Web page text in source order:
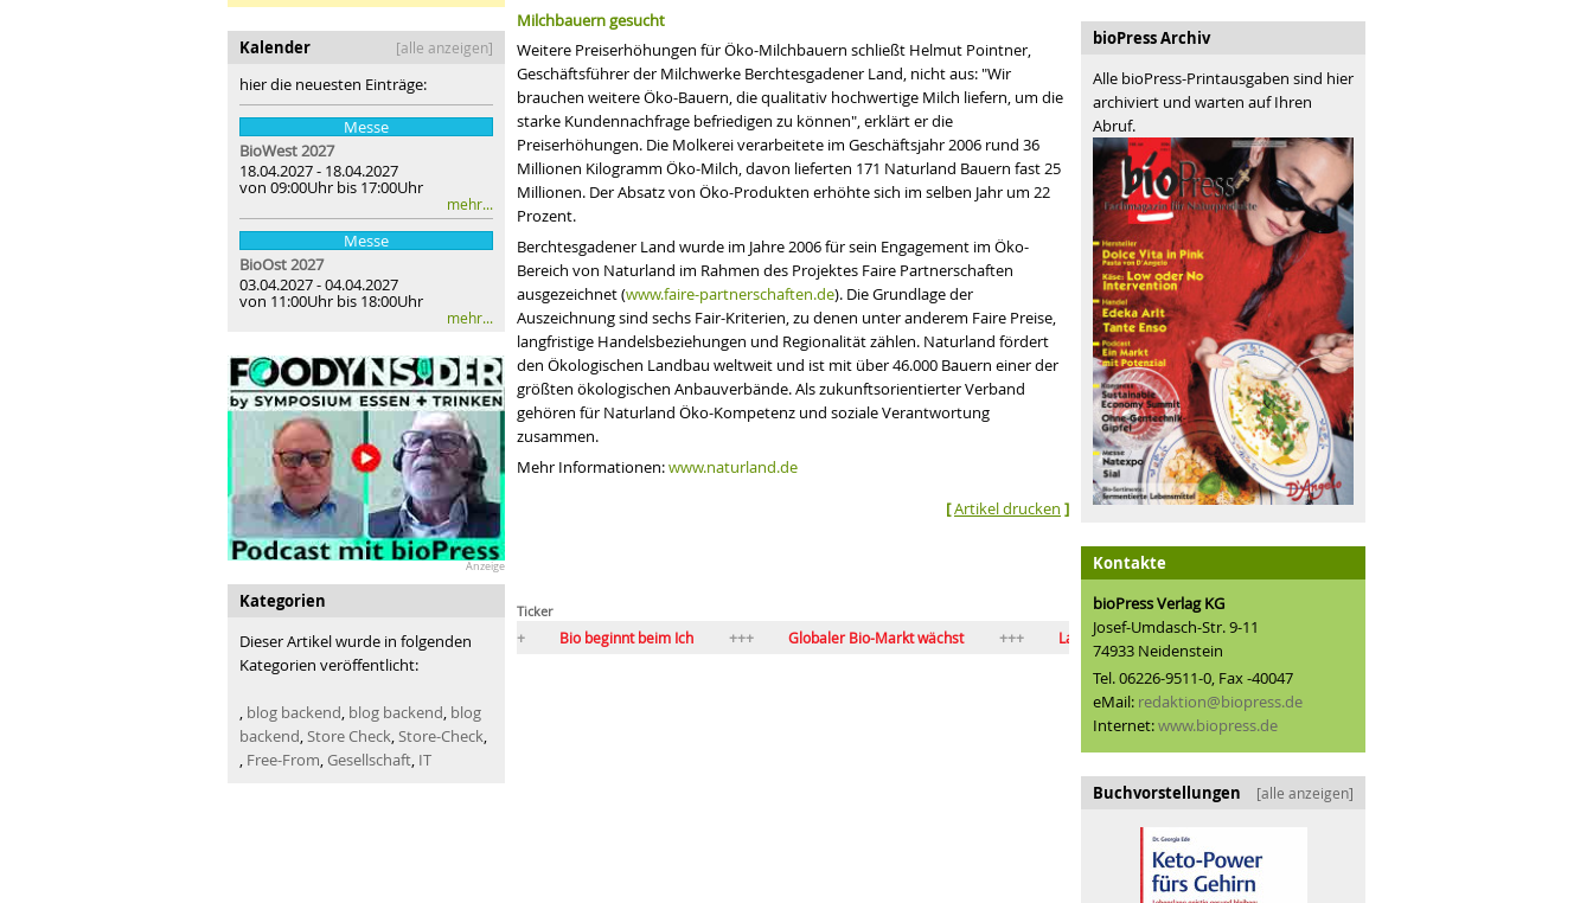
Kalender [alle anzeigen]
hier die neuesten Einträge:
Messe
BioWest 2027
18.04.2027 - 18.04.2027
von 09:00Uhr bis 17:00Uhr
mehr...
Messe
BioOst2027
03.04.2027 - 04.04.2027
von 11:00Uhr bis 18:00Uhr
mehr...
Anzeige
Kategorien
Dieser Artikel wurde in folgenden
Kategorien veröffentlicht:
blog backend blog backend blog
backend Store Check Store-Check
Free-From Gesellschaft IT
Milchbauern gesucht
Weitere Preiserhöhungen für Öko-Milchbauern schließt Helmut Pointner,
Geschäftsführer der Milchwerke Berchtesgadener Land, nicht aus: "Wir
brauchen weitere Öko-Bauern, die qualitativ hochwertige Milch liefern, um die
starke Kundennachfrage befriedigen zu können", erklärt er die
Preiserhöhungen. Die Molkerei verarbeitete im Geschäftsjahr 2006 rund 36
Millionen Kilogramm Öko-Milch, davon lieferten 171 Naturland Bauern fast 25
Millionen. Der Absatz von Öko-Produkten erhöhte sich im selben Jahr um 22
Prozent.
Berchtesgadener Land wurde im Jahre 2006 für sein Engagement im Öko-
Bereich von Naturland im Rahmen des Projektes Faire Partnerschaften
ausgezeichnet (www.faire-partnerschaften.de). Die Grundlage der
Auszeichnung sind sechs Fair-Kriterien, zu denen unter anderem Faire Preise,
langfristige Handelsbeziehungen und Regionalität zählen. Naturland fördert
den Ökologischen Landbau weltweit und ist mit über 46.000 Bauern einer der
größten ökologischen Anbauverbände. Als zukunftsorientierter Verband
gehören für Naturland Öko-Kompetenz und soziale Verantwortung
zusammen.
Mehr Informationen:www.naturland.de
[Artikel drucken ]
Ticker
Flagge zeigen: BIOFACH-Sonderfläche Meetingpoint BIOimSEH Bio beginnt beim Ich Globaler Bio-Markt wächst Laborfleisch & Co.: grüne Lösungen?
Bio in den USA: Integrität bewahren
Biofach 2026: zwischen Vision und Marktrealität Bio-Vollsortiment im LEH: zwischen Anspruch und Realität
bioPress Archiv
Alle bioPress-Printausgaben sind hier
archiviert und warten auf Ihren
Abruf.
Kontakte
bioPress Verlag KG
Josef-Umdasch-Str. 9-11
74933 Neidenstein
Tel. 06226-9511-0, Fax -40047
eMail: redaktion@biopress.de
Internet:www.biopress.de
Buchvorstellungen [alle anzeigen]